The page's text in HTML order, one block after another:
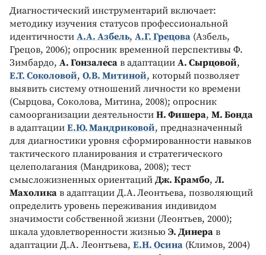
Диагностический инструментарий включает:
методику изучения статусов профессиональной
идентичности А.А. Азбель, А.Г. Грецова (Азбель,
Грецов, 2006); опросник временной перспективы Ф.
Зимбардо, А. Гонзалеса в адаптации А. Сырцовой,
Е.Т. Соколовой, О.В. Митиной, который позволяет
выявить систему отношений личности ко времени
(Сырцова, Соколова, Митина, 2008); опросник
самоорганизации деятельности Н. Фишера, М. Бонда
в адаптации Е.Ю. Мандриковой, предназначенный
для диагностики уровня сформированности навыков
тактического планирования и стратегического
целеполагания (Мандрикова, 2008); тест
смысложизненных ориентаций Дж. Крамбо, Л.
Махолика в адаптации Д.А. Леонтьева, позволяющий
определить уровень переживания индивидом
значимости собственной жизни (Леонтьев, 2000);
шкала удовлетворенности жизнью Э. Динера в
адаптации Д.А. Леонтьева, Е.Н. Осина (Климов, 2004)